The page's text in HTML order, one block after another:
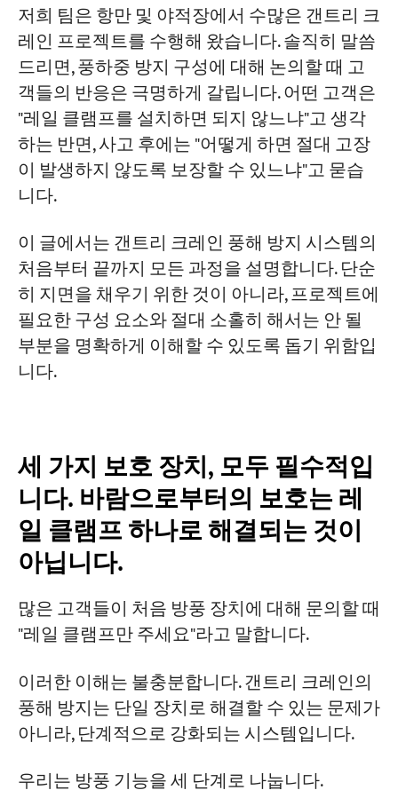
레일 클램프 선택 시 무시해서는 안 될 두 가
지 요소
바퀴 고임목, 앵커 장치 및 풍하중 케이블: 언
제 사용해야 할까요?
바퀴 고임목: 가장 간단하고 효과적인 비상
용 도구
하는 진정한 방법
풍력 케이블: "네 개의 로프로 크레인을 단
단히 고정하세요"
애플리케이션에 어떤 설정을 해야 할까요? -
3D 선택 프레임워크
이동합니까?
세 번째 요소: 귀사의 예산 구조는 무엇입니
까?
권장 구성 레벨 3가지
실패 사례 1: 수동 레일 클램프만 사용하는
항만 갠트리 크레인
실패 사례 2: 아름다운 정박지, 한 번도 사용
되지 않음
고장 3: 풍력 케이블은 연결되어 있지만 장
저희 팀은 항만 및 야적장에서 수많은 갠트리 크
레인 프로젝트를 수행해 왔습니다. 솔직히 말씀
드리면, 풍하중 방지 구성에 대해 논의할 때 고
객들의 반응은 극명하게 갈립니다. 어떤 고객은
"레일 클램프를 설치하면 되지 않느냐"고 생각
하는 반면, 사고 후에는 "어떻게 하면 절대 고장
이 발생하지 않도록 보장할 수 있느냐"고 묻습
니다.
이 글에서는 갠트리 크레인 풍해 방지 시스템의
처음부터 끝까지 모든 과정을 설명합니다. 단순
히 지면을 채우기 위한 것이 아니라, 프로젝트에
필요한 구성 요소와 절대 소홀히 해서는 안 될
부분을 명확하게 이해할 수 있도록 돕기 위함입
니다.
세 가지 보호 장치, 모두 필수적입
니다. 바람으로부터의 보호는 레
일 클램프 하나로 해결되는 것이
아닙니다.
많은 고객들이 처음 방풍 장치에 대해 문의할 때
"레일 클램프만 주세요"라고 말합니다.
이러한 이해는 불충분합니다. 갠트리 크레인의
풍해 방지는 단일 장치로 해결할 수 있는 문제가
아니라, 단계적으로 강화되는 시스템입니다.
우리는 방풍 기능을 세 단계로 나눕니다.